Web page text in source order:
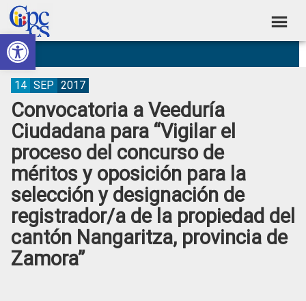
Abrir barra de herramientas
Skip
to
primary
navigation
Skip
to
main
content
Skip
to
primary
sidebar
Skip
to
footer
Consejo
de
Participación
Ciudadana
Control
Social
Construyendo
Poder
Ciudadano
Convocatoria a Veeduría
Ciudadana para “Vigilar el
proceso del concurso de
méritos y oposición para la
selección y designación de
registrador/a de la propiedad del
cantón Nangaritza, provincia de
Zamora”
14 SEP 2017